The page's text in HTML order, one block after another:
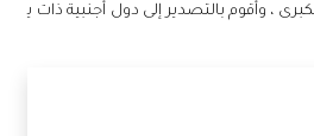
تحلمين به لمشروعك؟ وقالت: "أش
، وأقوم بالتصدير إلى دول أجنبية ذات ي